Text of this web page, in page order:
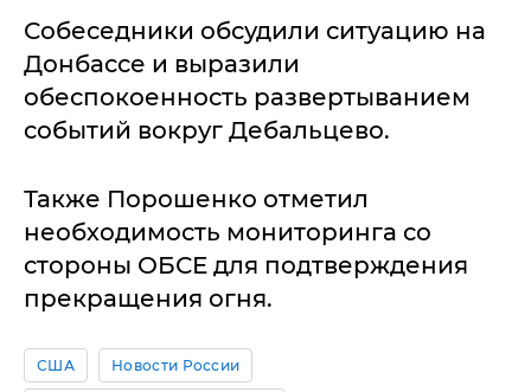
Собеседники обсудили ситуацию на
Донбассе и выразили
обеспокоенность развертыванием
событий вокруг Дебальцево.
Также Порошенко отметил
необходимость мониторинга со
стороны ОБСЕ для подтверждения
прекращения огня.
США Новости России